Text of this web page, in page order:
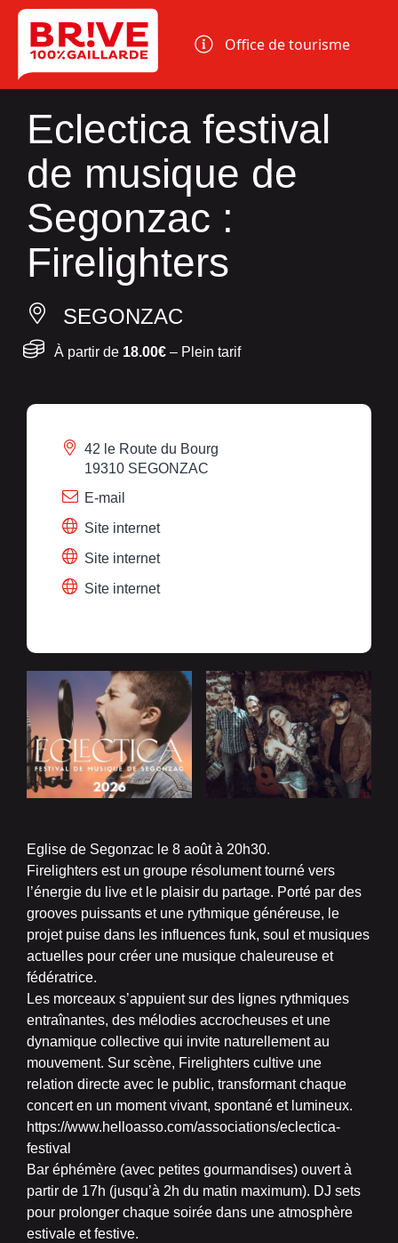
Panneau de gestion des cookies
Office de tourisme
Eclectica festival
de musique de
Segonzac :
Firelighters
SEGONZAC
À partir de 18.00€ – Plein tarif
42 le Route du Bourg
19310 SEGONZAC
E-mail
Site internet
Site internet
Site internet
Eglise de Segonzac le 8 août à 20h30.
Firelighters est un groupe résolument tourné vers
l’énergie du live et le plaisir du partage. Porté par des
grooves puissants et une rythmique généreuse, le
projet puise dans les influences funk, soul et musiques
actuelles pour créer une musique chaleureuse et
fédératrice.
Les morceaux s’appuient sur des lignes rythmiques
entraînantes, des mélodies accrocheuses et une
dynamique collective qui invite naturellement au
mouvement. Sur scène, Firelighters cultive une
relation directe avec le public, transformant chaque
concert en un moment vivant, spontané et lumineux.
https://www.helloasso.com/associations/eclectica-
festival
Bar éphémère (avec petites gourmandises) ouvert à
partir de 17h (jusqu’à 2h du matin maximum). DJ sets
pour prolonger chaque soirée dans une atmosphère
estivale et festive.